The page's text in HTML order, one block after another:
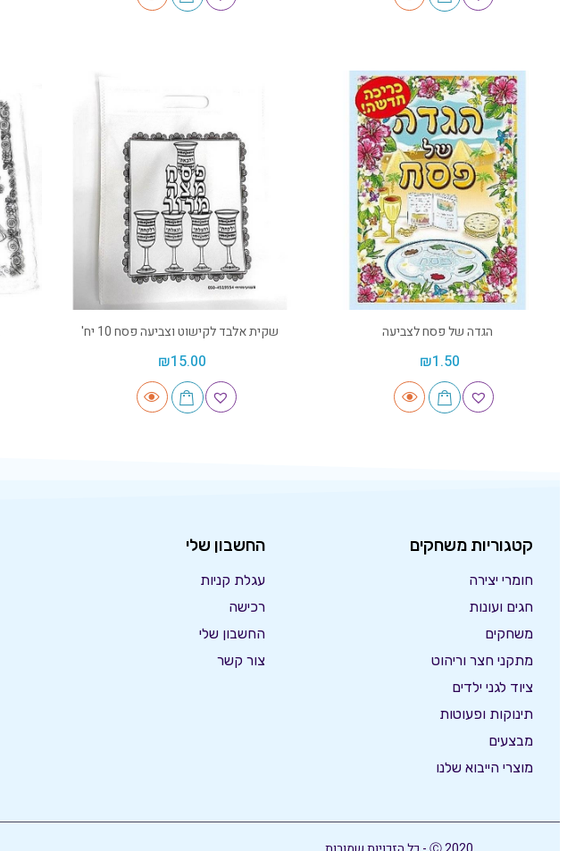
הגדה של פסח לצביעה
₪1.50
שקית אלבד לקישוט וצביעה פסח 10 יח'
₪15.00
קטגוריות משחקים
חומרי יצירה
חגים ועונות
משחקים
מתקני חצר וריהוט
ציוד לגני ילדים
תינוקות ופעוטות
מבצעים
מוצרי הייבוא שלנו
החשבון שלי
עגלת קניות
רכישה
החשבון שלי
צור קשר